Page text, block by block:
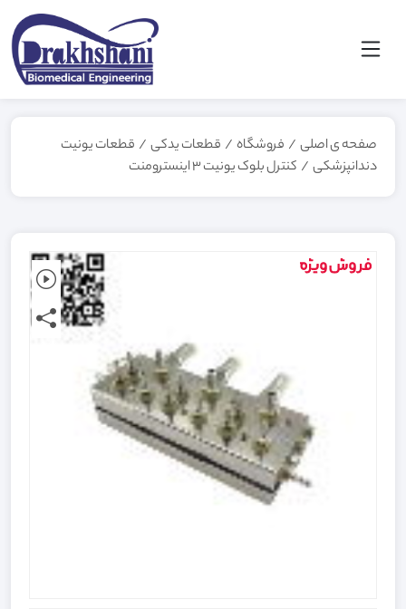
صفحه ی اصلی / فروشگاه / قطعات یدکی / قطعات یونیت
دندانپزشکی / کنترل بلوک یونیت 3 اینسترومنت